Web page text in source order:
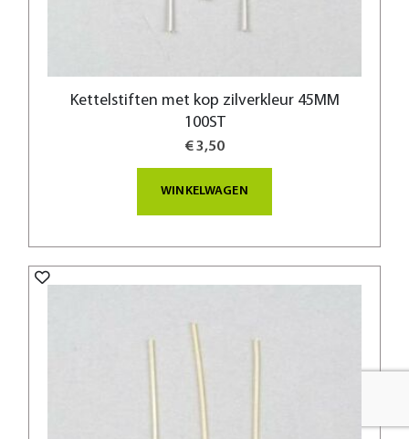
Kettelstiften met kop zilverkleur 45MM
100ST
€ 3,50
WINKELWAGEN